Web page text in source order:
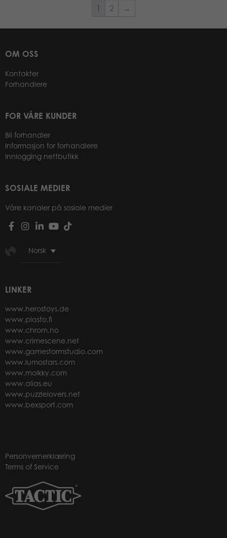
1 2 →
OM OSS
Kontakter
Forhandlere
FOR VÅRE KUNDER
Bli forhandler
Informasjon for forhandlere
Innlogging nettbutikk
SOSIALE MEDIER
Våre kanaler på sosiale medier
Norsk
LINKER
www.herostoys.de
www.plasto.fi
www.chrom.no
www.crimescene.net
www.gamestormstudio.com
www.lumostars.com
www.molkky.com
www.alias.eu
www.puzzlelovers.net
www.bexsport.com
Personvernerklæring
Terms of Service